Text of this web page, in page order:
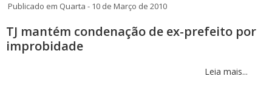
Publicado em Quarta - 10 de Março de 2010
TJ mantém condenação de ex-prefeito por
improbidade
Leia mais...